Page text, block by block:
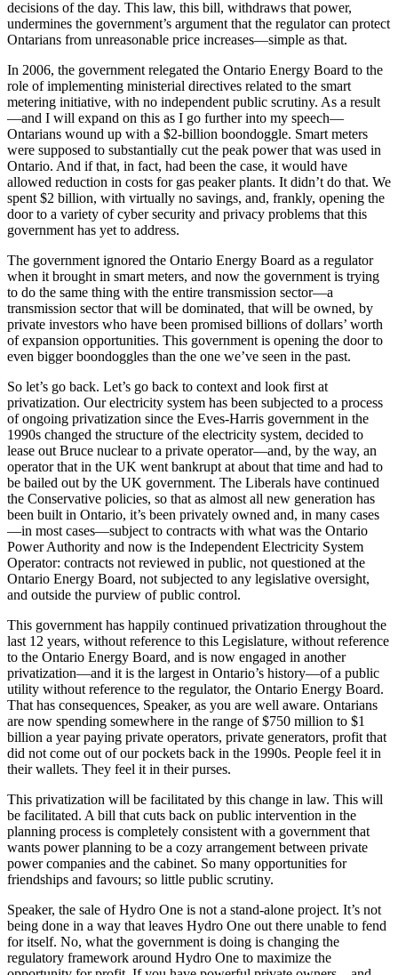
decisions of the day. This law, this bill, withdraws that power,
undermines the government’s argument that the regulator can protect
Ontarians from unreasonable price increases—simple as that.
In 2006, the government relegated the Ontario Energy Board to the
role of implementing ministerial directives related to the smart
metering initiative, with no independent public scrutiny. As a result
—and I will expand on this as I go further into my speech—
Ontarians wound up with a $2-billion boondoggle. Smart meters
were supposed to substantially cut the peak power that was used in
Ontario. And if that, in fact, had been the case, it would have
allowed reduction in costs for gas peaker plants. It didn’t do that. We
spent $2 billion, with virtually no savings, and, frankly, opening the
door to a variety of cyber security and privacy problems that this
government has yet to address.
The government ignored the Ontario Energy Board as a regulator
when it brought in smart meters, and now the government is trying
to do the same thing with the entire transmission sector—a
transmission sector that will be dominated, that will be owned, by
private investors who have been promised billions of dollars’ worth
of expansion opportunities. This government is opening the door to
even bigger boondoggles than the one we’ve seen in the past.
So let’s go back. Let’s go back to context and look first at
privatization. Our electricity system has been subjected to a process
of ongoing privatization since the Eves-Harris government in the
1990s changed the structure of the electricity system, decided to
lease out Bruce nuclear to a private operator—and, by the way, an
operator that in the UK went bankrupt at about that time and had to
be bailed out by the UK government. The Liberals have continued
the Conservative policies, so that as almost all new generation has
been built in Ontario, it’s been privately owned and, in many cases
—in most cases—subject to contracts with what was the Ontario
Power Authority and now is the Independent Electricity System
Operator: contracts not reviewed in public, not questioned at the
Ontario Energy Board, not subjected to any legislative oversight,
and outside the purview of public control.
This government has happily continued privatization throughout the
last 12 years, without reference to this Legislature, without reference
to the Ontario Energy Board, and is now engaged in another
privatization—and it is the largest in Ontario’s history—of a public
utility without reference to the regulator, the Ontario Energy Board.
That has consequences, Speaker, as you are well aware. Ontarians
are now spending somewhere in the range of $750 million to $1
billion a year paying private operators, private generators, profit that
did not come out of our pockets back in the 1990s. People feel it in
their wallets. They feel it in their purses.
This privatization will be facilitated by this change in law. This will
be facilitated. A bill that cuts back on public intervention in the
planning process is completely consistent with a government that
wants power planning to be a cozy arrangement between private
power companies and the cabinet. So many opportunities for
friendships and favours; so little public scrutiny.
Speaker, the sale of Hydro One is not a stand-alone project. It’s not
being done in a way that leaves Hydro One out there unable to fend
for itself. No, what the government is doing is changing the
regulatory framework around Hydro One to maximize the